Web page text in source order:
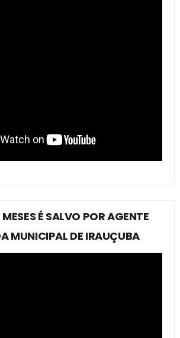
MESES É SALVO POR AGENTE
MUNICIPAL DE IRAUÇUBA